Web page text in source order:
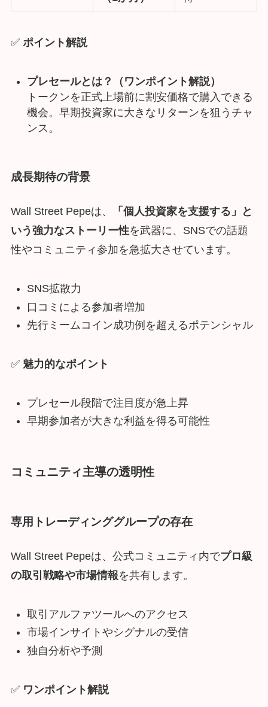
✅ ポイント解説
プレセールとは？（ワンポイント解説）
トークンを正式上場前に割安価格で購入できる
機会。早期投資家に大きなリターンを狙うチャ
ンス。
成長期待の背景
Wall Street Pepeは、
「個人投資家を支援する」と
いう強力なストーリー性を武器に、SNSでの話題
性やコミュニティ参加を急拡大させています。
SNS拡散力
口コミによる参加者増加
先行ミームコイン成功例を超えるポテンシャル
✅ 魅力的なポイント
プレセール段階で注目度が急上昇
早期参加者が大きな利益を得る可能性
コミュニティ主導の透明性
専用トレーディンググループの存在
Wall Street Pepeは、公式コミュニティ内でプロ級
の取引戦略や市場情報を共有します。
取引アルファツールへのアクセス
市場インサイトやシグナルの受信
独自分析や予測
✅ ワンポイント解説